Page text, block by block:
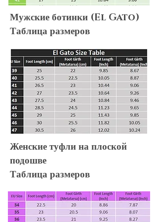
Мужские ботинки (El Gato)
Таблица размеров
Женские туфли на плоской
подошве
Таблица размеров